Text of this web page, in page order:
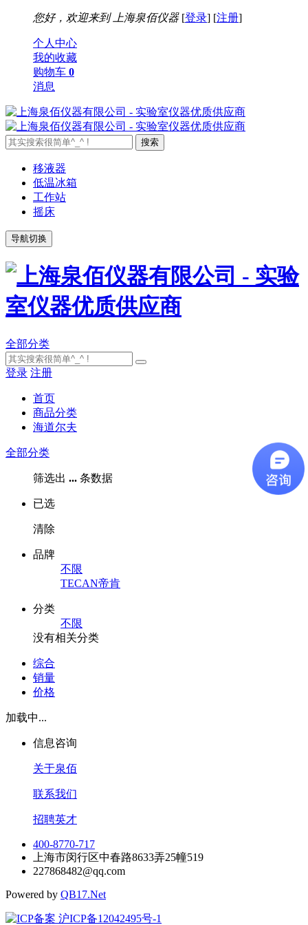
您好，欢迎来到 上海泉佰仪器[登录] [注册]
个人中心
我的收藏
购物车 0
消息
移液器
低温冰箱
工作站
摇床
导航切换
全部分类
登录 注册
首页
商品分类
海道尔夫
全部分类
筛选出 ... 条数据
已选
清除
品牌
不限
TECAN帝肯
分类
不限
没有相关分类
综合
销量
价格
加载中...
信息咨询
关于泉佰
联系我们
招聘英才
400-8770-717
上海市闵行区中春路8633弄25幢519
227868482@qq.com
Powered by QB17.Net
沪ICP备12042495号-1